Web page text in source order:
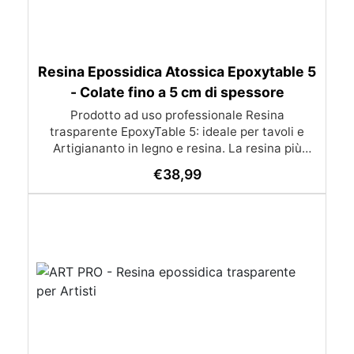
Resina Epossidica Atossica Epoxytable 5
- Colate fino a 5 cm di spessore
Prodotto ad uso professionale Resina
trasparente EpoxyTable 5: ideale per tavoli e
Artigiananto in legno e resina. La resina più
perfetta per colate di alto spessore fino a 5 cm.
Applicazioni Principali: Realizzazione di tavoli in
monete, pietre, ecc) Colate riempitive in
spessore dentro stampi e cassaforme
Caratteristiche principali: ✅ Bassissima
€38,99